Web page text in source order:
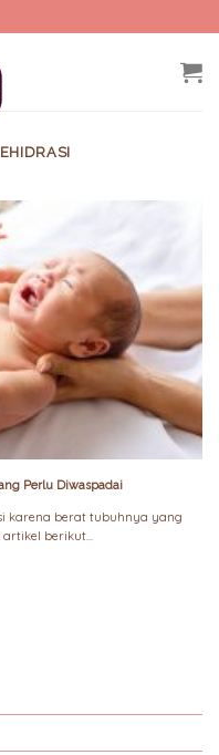
Perlu Diwaspadai
karena berat tubuhnya yang
berikut...